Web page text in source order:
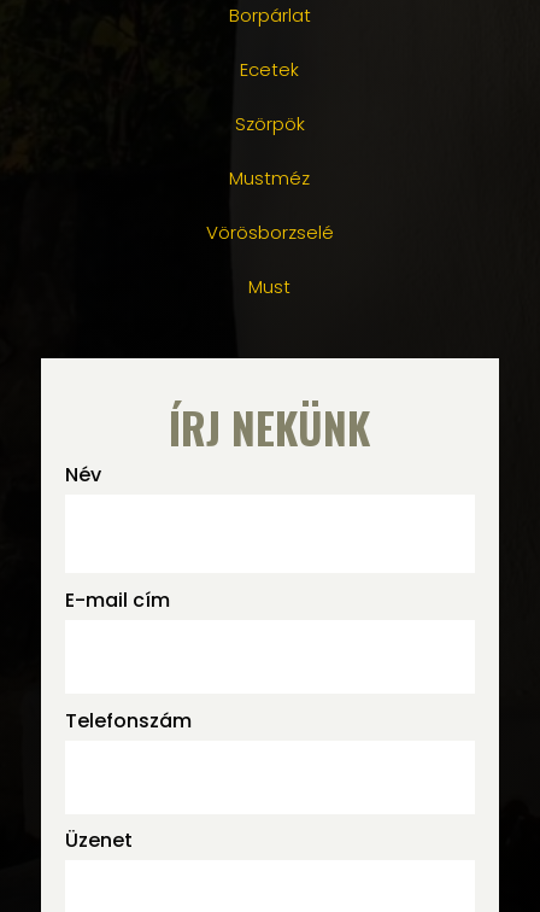
Borpárlat
Ecetek
Szörpök
Mustméz
Vörösborzselé
Must
ÍRJ NEKÜNK
Név
E-mail cím
Telefonszám
Üzenet